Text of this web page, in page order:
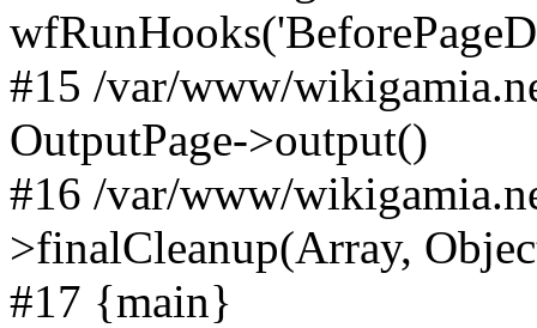
#15 /var/www/
OutputPage->output()
#16 /var/www/
>finalCleanup(Array,
#17 {main}